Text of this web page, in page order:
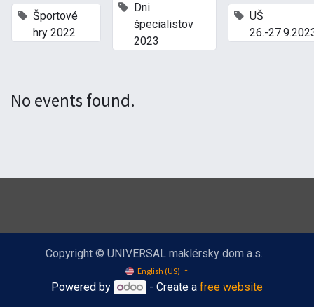
Športové
hry 2022
Dni
špecialistov
2023
UŠ
26.-
No events found.
Copyright © UNIVERSAL maklérsky dom a.s.
English (US)
Powered by - Create a free website